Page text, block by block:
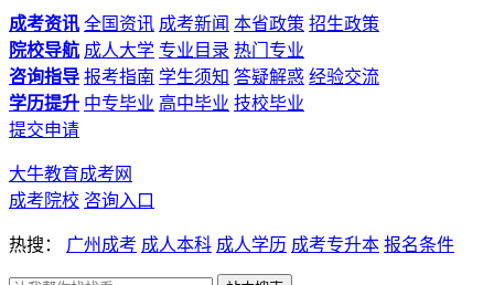
成考资讯 全国资讯 成考新闻 本省政策 招生政策
院校导航 成人大学 专业目录 热门专业
咨询指导 报考指南 学生须知 答疑解惑 经验交流
学历提升 中专毕业 高中毕业 技校毕业
提交申请
大牛教育成考网
成考院校 咨询入口
热搜： 广州成考 成人本科 成人学历 成考专升本 报名条件